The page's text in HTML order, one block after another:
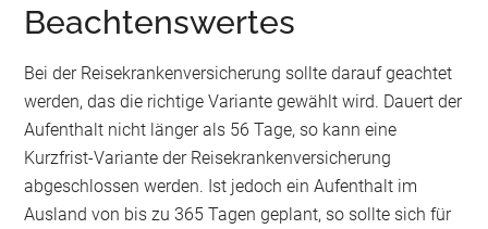
Beachtenswertes
Bei der Reisekrankenversicherung sollte darauf geachtet
werden, das die richtige Variante gewählt wird. Dauert der
Aufenthalt nicht länger als 56 Tage, so kann eine
Kurzfrist-Variante der Reisekrankenversicherung
abgeschlossen werden. Ist jedoch ein Aufenthalt im
Ausland von bis zu 365 Tagen geplant, so sollte sich für